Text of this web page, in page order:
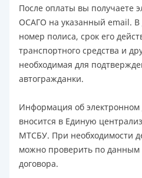
После оплаты вы получаете
ОСАГО на указанный email. В
номер полиса, срок его
транспортного средства и
необходимая для
автогражданки.
Информация об
вносится в Единую
МТСБУ. При необходимости
можно проверить по данным
договора.